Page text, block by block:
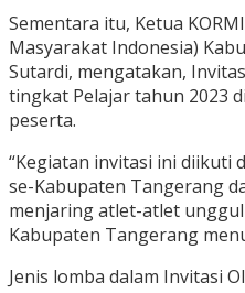
Sementara itu, Ketua
Masyarakat Indonesia)
Sutardi, mengatakan,
tingkat Pelajar tahun 2023
peserta.
“Kegiatan invitasi ini diikuti
se-Kabupaten Tangerang
menjaring atlet-atlet
Kabupaten Tangerang
Jenis lomba dalam Invitasi